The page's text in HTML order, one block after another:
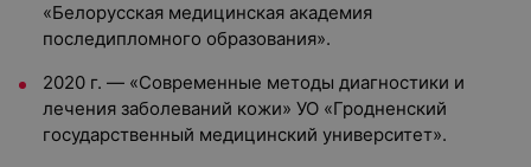
«Белорусская медицинская академия
последипломного образования».
2020 г. — «Современные методы диагностики и
лечения заболеваний кожи» УО «Гродненский
государственный медицинский университет».